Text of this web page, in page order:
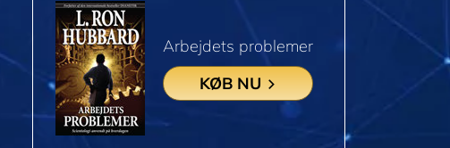
Arbejdets problemer
KØB NU